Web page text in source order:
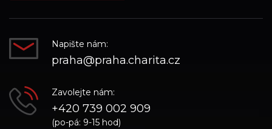
Napište nám:
praha@praha.charita.cz
Zavolejte nám:
+420 739 002 909
(po-pá: 9-15 hod)